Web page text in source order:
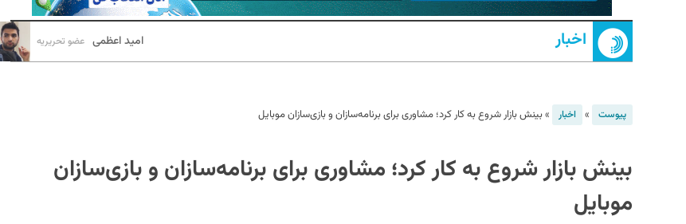
اخبار امید اعظمی عضو تحریریه
پیوست » اخبار »بینش بازار شروع به کار کرد؛ مشاوری برای برنامه‌‌سازان و بازی‌سازان موبایل
بینش بازار شروع به کار کرد؛ مشاوری برای برنامه‌‌سازان و بازی‌سازان
موبایل